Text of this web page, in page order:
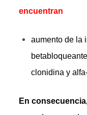
encuentran
aumento de la
clonidina y
En